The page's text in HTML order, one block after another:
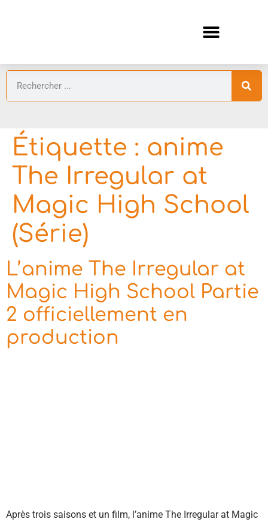
Étiquette : anime
The Irregular at
Magic High School
(Série)
L’anime The Irregular at
Magic High School Partie
2 officiellement en
production
Après trois saisons et un film, l’anime The Irregular at Magic